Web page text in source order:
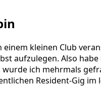
kleinen Club
aufzulegen. Also
ich mehrmals
Resident-Gig